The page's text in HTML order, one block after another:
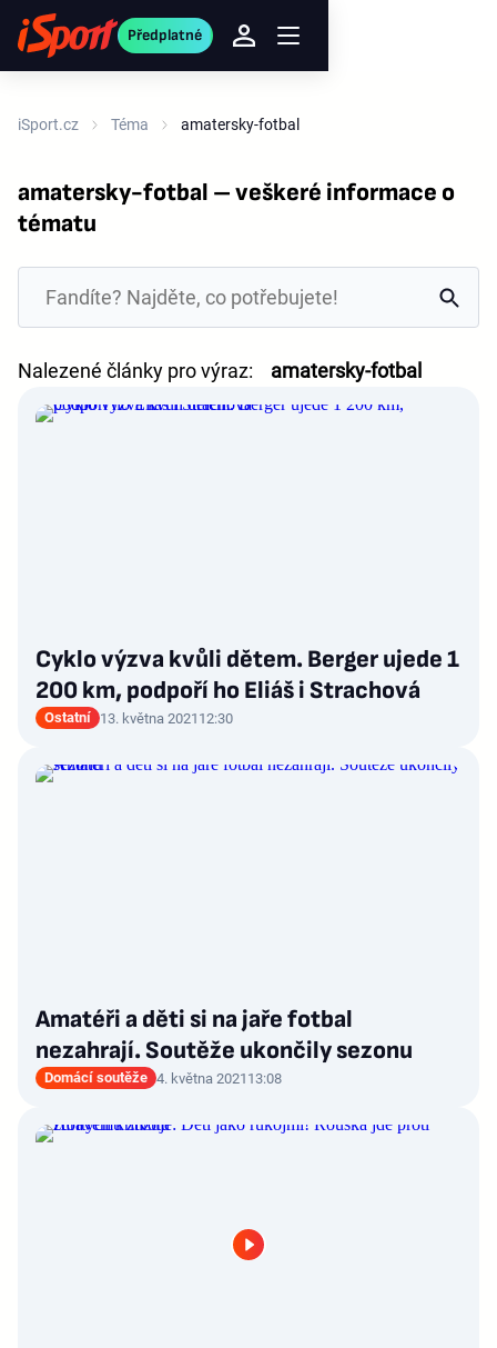
Předplatné
iSport.cz Téma amatersky-fotbal
amatersky-fotbal – veškeré informace o
tématu
Nalezené články pro výraz: amatersky-fotbal
Cyklo výzva kvůli dětem. Berger ujede 1
200 km, podpoří ho Eliáš i Strachová
Ostatní 13. května 2021 12:30
Amatéři a děti si na jaře fotbal
nezahrají. Soutěže ukončily sezonu
Domácí soutěže 4. května 2021 13:08